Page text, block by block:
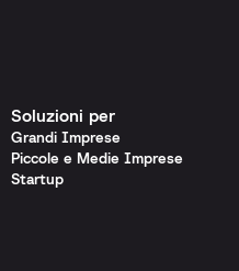
Soluzioni per
Grandi Imprese
Piccole e Medie Imprese
Startup